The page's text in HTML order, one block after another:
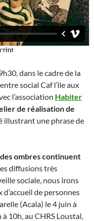
dans le cadre de la
social Caf l’ile aux
l’association Habiter
de réalisation de
illustrant une phrase de
ombres continuent
diffusions très
sociale, nous irons
de personnes
(Acala) le 4 juin à
10h, au CHRS Loustal,